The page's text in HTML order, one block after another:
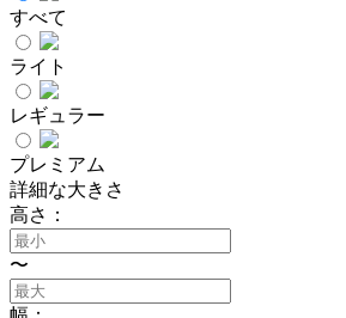
すべて
ライト
レギュラー
プレミアム
詳細な大きさ
高さ：
〜